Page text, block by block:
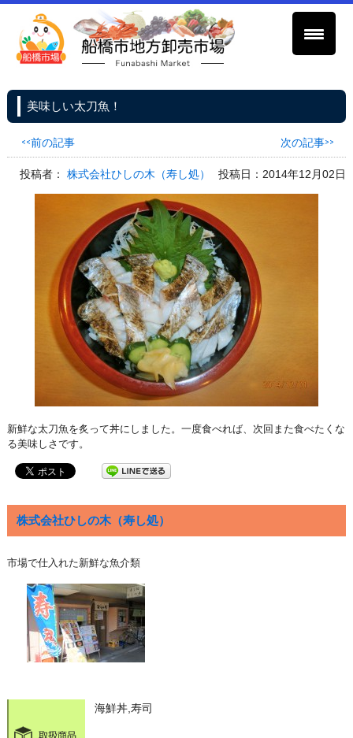
美味しい太刀魚！
<<前の記事 次の記事>>
投稿者：株式会社ひしの木（寿し処） 投稿日：2014年12月02日
新鮮な太刀魚を炙って丼にしました。一度食べれば、次回また食べたくな
る美味しさです。
株式会社ひしの木（寿し処）
市場で仕入れた新鮮な魚介類
海鮮丼,寿司